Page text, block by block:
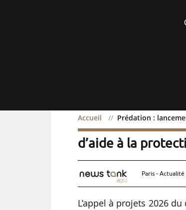
Accueil Prédation :
Prédation :
d’aide à la
Paris - Actualité
L’appel à projets 2026